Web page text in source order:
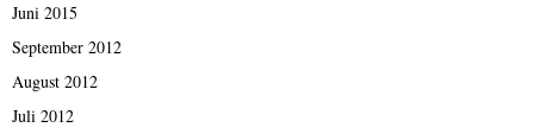
Juni 2015
September 2012
August 2012
Juli 2012